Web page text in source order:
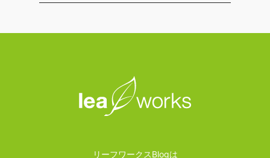
リーフワークスBlogは